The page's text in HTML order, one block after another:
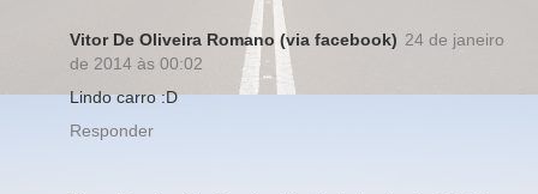
Vitor De Oliveira Romano (via facebook) 24 de janeiro
de 2014 às 00:02
Lindo carro :D
Responder